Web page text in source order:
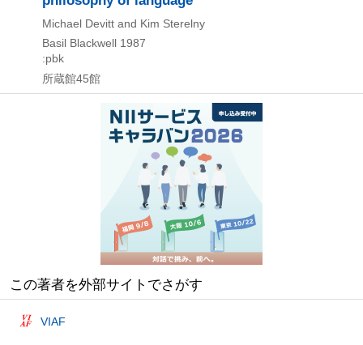
Michael Devitt and Kim Sterelny
Basil Blackwell 1987
:pbk
所蔵館45館
この著者を外部サイトでさがす
VIAF